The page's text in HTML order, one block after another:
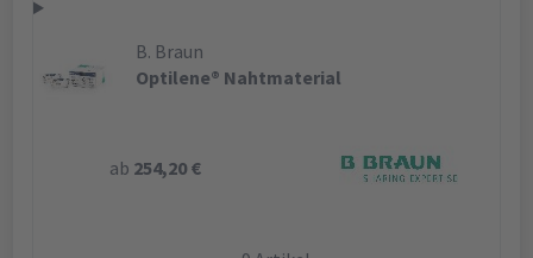
B. Braun
Optilene® Nahtmaterial
ab 254,20 €